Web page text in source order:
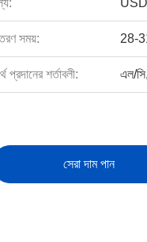
USD
সময়: 28-
প্রদানের শর্তাবলী: এল/সি,
সেরা দাম পান